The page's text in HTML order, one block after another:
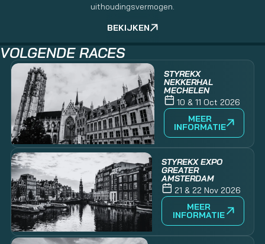
uithoudingsvermogen.
BEKIJKEN
VOLGENDE RACES
STYREKX
NEKKERHAL
MECHELEN
10 & 11 Oct 2026
MEER
INFORMATIE
STYREKX EXPO
GREATER
AMSTERDAM
21 & 22 Nov 2026
MEER
INFORMATIE